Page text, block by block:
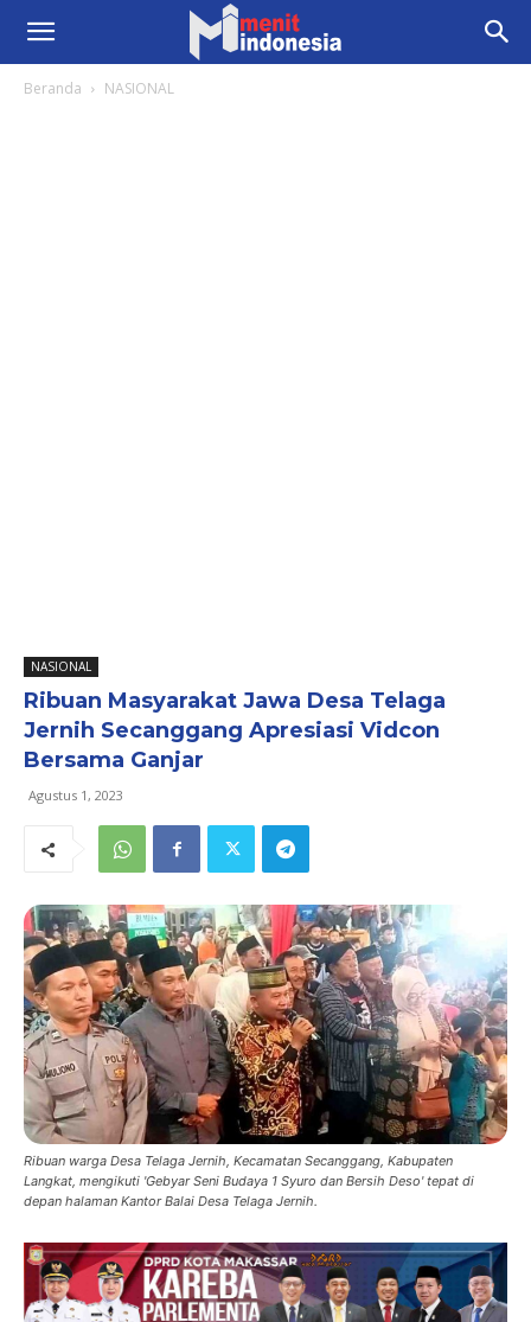
Beranda NASIONAL
NASIONAL
Ribuan Masyarakat Jawa Desa Telaga
Jernih Secanggang Apresiasi Vidcon
Bersama Ganjar
Agustus 1, 2023
Ribuan warga Desa Telaga Jernih, Kecamatan Secanggang, Kabupaten
Langkat, mengikuti 'Gebyar Seni Budaya 1 Syuro dan Bersih Deso' tepat di
depan halaman Kantor Balai Desa Telaga Jernih.